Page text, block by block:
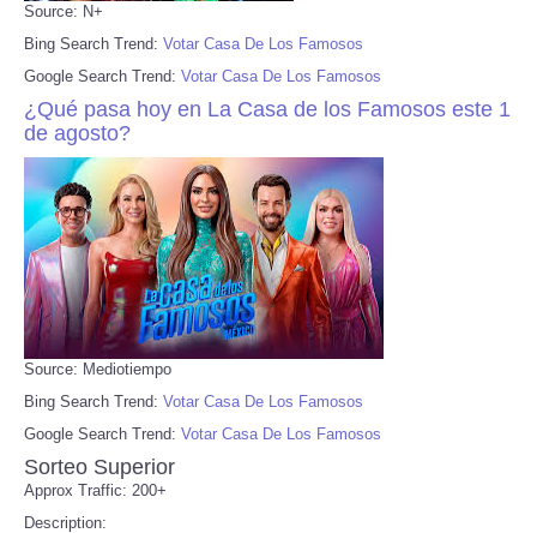
Source: N+
Bing Search Trend: Votar Casa De Los Famosos
Google Search Trend: Votar Casa De Los Famosos
¿Qué pasa hoy en La Casa de los Famosos este 1
de agosto?
Source: Mediotiempo
Bing Search Trend: Votar Casa De Los Famosos
Google Search Trend: Votar Casa De Los Famosos
Sorteo Superior
Approx Traffic: 200+
Description: